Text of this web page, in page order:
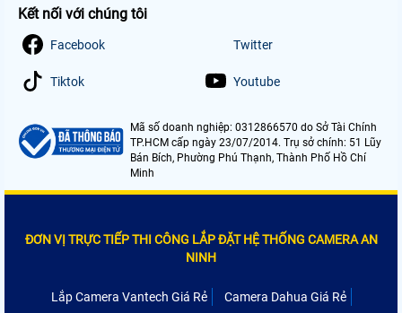
Kết nối với chúng tôi
Facebook Twitter
Tiktok Youtube
Mã số doanh nghiệp: 0312866570 do Sở Tài Chính
TP.HCM cấp ngày 23/07/2014. Trụ sở chính: 51 Lũy
Bán Bích, Phường Phú Thạnh, Thành Phố Hồ Chí
Minh
ĐƠN VỊ TRỰC TIẾP THI CÔNG LẮP ĐẶT HỆ THỐNG CAMERA AN
NINH
Lắp Camera Vantech Giá Rẻ
Camera Dahua Giá Rẻ